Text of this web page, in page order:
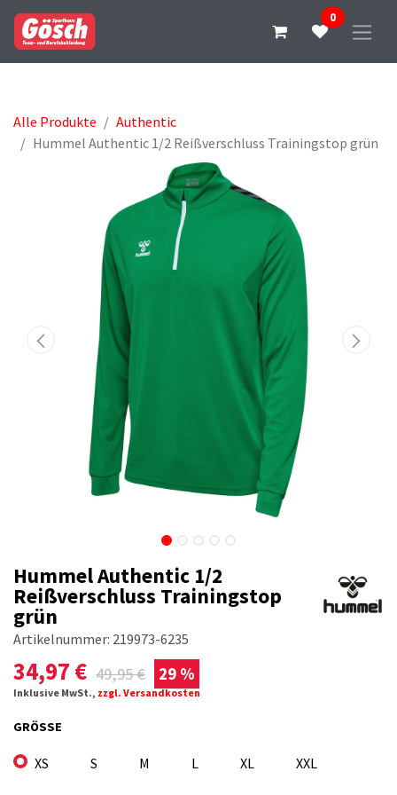
0
Alle Produkte
Authentic
Hummel Authentic 1/2 Reißverschluss Trainingstop grün
Hummel Authentic 1/2
Reißverschluss Trainingstop
grün
Artikelnummer: 219973-6235
34,97 € 49,95€ 29 %
Inklusive MwSt., zzgl. Versandkosten
GRÖSSE
XS S M L XL XXL